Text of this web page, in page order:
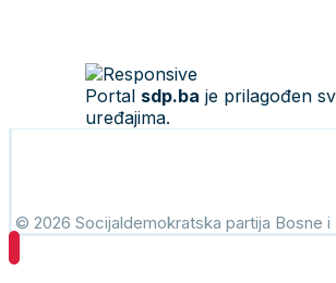
Portal sdp.ba je prilagođen
uređajima.
© 2026 Socijaldemokratska partija Bosne